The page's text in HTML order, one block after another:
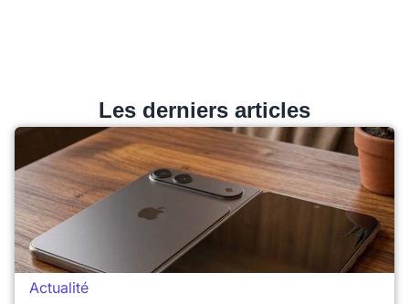
Les derniers articles
Actualité